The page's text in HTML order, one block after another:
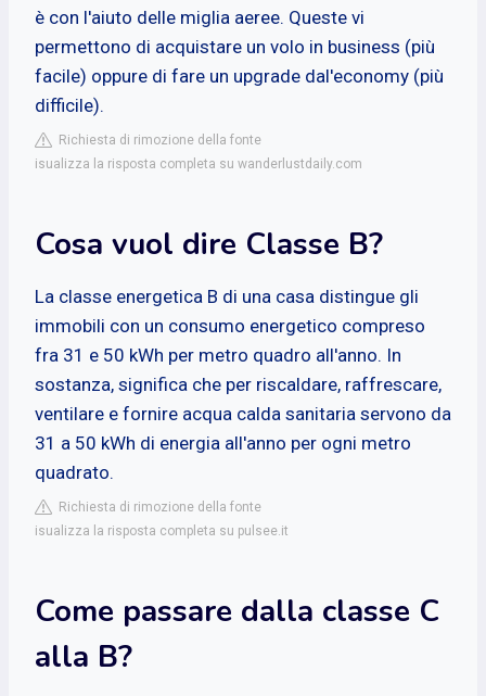
è con l'aiuto delle miglia aeree. Queste vi
permettono di acquistare un volo in business (più
facile) oppure di fare un upgrade dal'economy (più
difficile).
Richiesta di rimozione della fonte
isualizza la risposta completa su wanderlustdaily.com
Cosa vuol dire Classe B?
La classe energetica B di una casa distingue gli
immobili con un consumo energetico compreso
fra 31 e 50 kWh per metro quadro all'anno. In
sostanza, significa che per riscaldare, raffrescare,
ventilare e fornire acqua calda sanitaria servono da
31 a 50 kWh di energia all'anno per ogni metro
quadrato.
Richiesta di rimozione della fonte
isualizza la risposta completa su pulsee.it
Come passare dalla classe C
alla B?